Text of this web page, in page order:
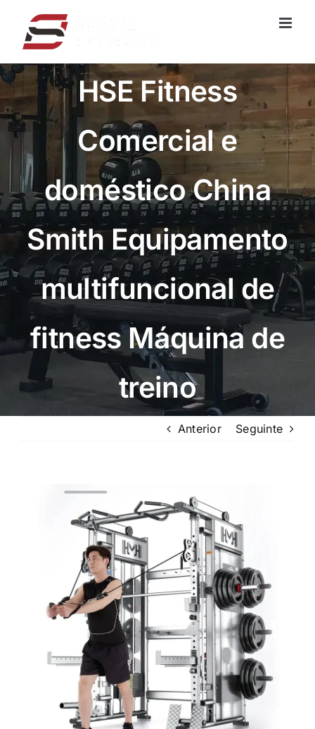
conteúdo
HSE Fitness
Comercial e
doméstico China
Smith Equipamento
multifuncional de
fitness Máquina de
treino
Anterior Seguinte